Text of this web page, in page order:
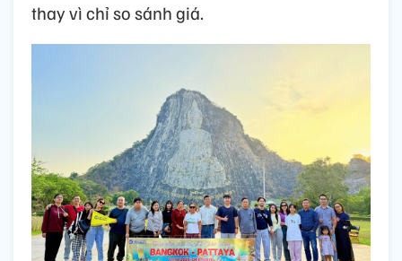
thay vì chỉ so sánh giá.